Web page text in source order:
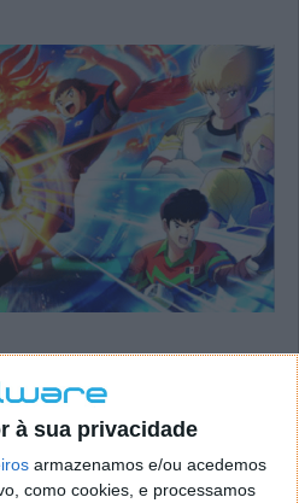
à sua privacidade
armazenamos e/ou acedemos
como cookies, e processamos
World Fighters com